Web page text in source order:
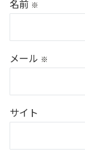
名前 ※
メール ※
サイト